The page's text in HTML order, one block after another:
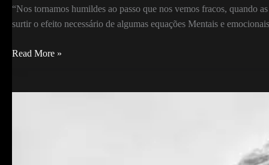
“Nos tornamos humildes ao passo que nos vemos fracos, quando
surtir o efeito necessário de algumas equações Mentais e
Fragmento
Read More »